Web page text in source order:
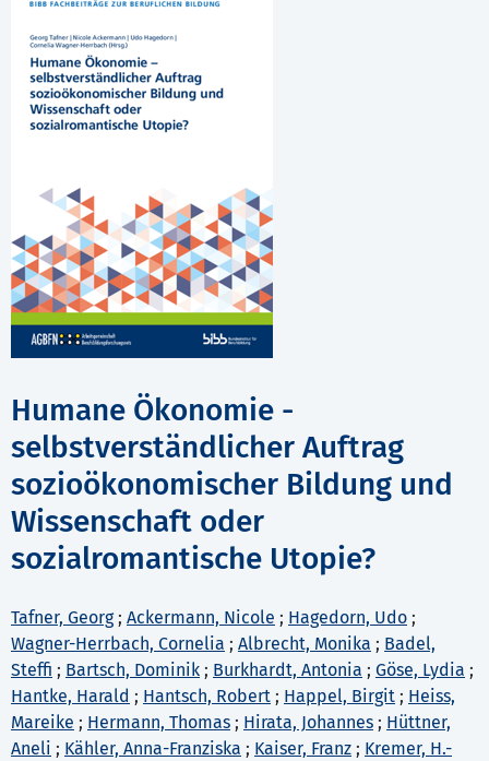
Humane Ökonomie -
selbstverständlicher Auftrag
sozioökonomischer Bildung und
Wissenschaft oder
sozialromantische Utopie?
Tafner, Georg; Ackermann, Nicole ; Hagedorn, Udo ;
Wagner-Herrbach, Cornelia ; Albrecht, Monika ; Badel,
Steffi ; Bartsch, Dominik ; Burkhardt, Antonia ; Göse, Lydia ;
Hantke, Harald ; Hantsch, Robert ; Happel, Birgit ; Heiss,
Mareike ; Hermann, Thomas ; Hirata, Johannes ; Hüttner,
Aneli ; Kähler, Anna-Franziska ; Kaiser, Franz ; Kremer, H.-